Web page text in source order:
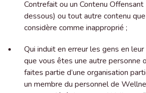
Contrefait ou un Contenu
dessous) ou tout autre contenu
considère comme inapproprié ;
Qui induit en erreur les gens en
que vous êtes une autre personne
faites partie d’une organisation
un membre du personnel de